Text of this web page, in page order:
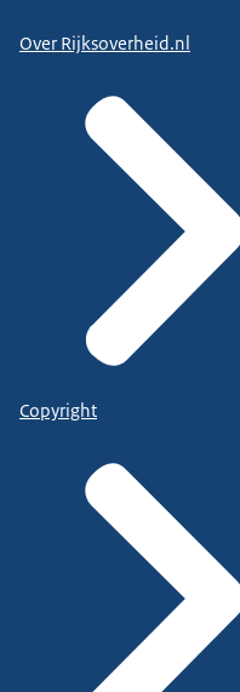
Over Rijksoverheid.nl
Copyright